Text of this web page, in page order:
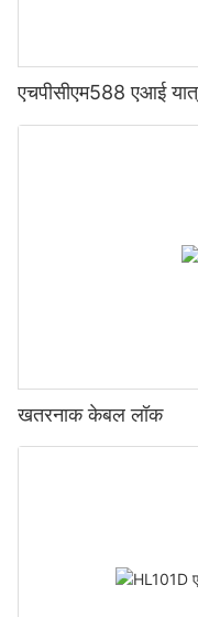
एचपीसीएम588 एआई
खतरनाक केबल लॉक